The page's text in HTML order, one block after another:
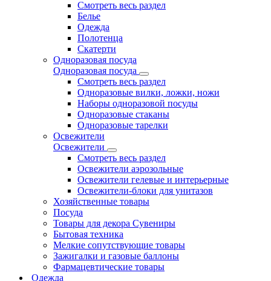
Смотреть весь раздел
Белье
Одежда
Полотенца
Скатерти
Одноразовая посуда
Одноразовая посуда
Смотреть весь раздел
Одноразовые вилки, ложки, ножи
Наборы одноразовой посуды
Одноразовые стаканы
Одноразовые тарелки
Освежители
Освежители
Смотреть весь раздел
Освежители аэрозольные
Освежители гелевые и интерьерные
Освежители-блоки для унитазов
Хозяйственные товары
Посуда
Товары для декора Сувениры
Бытовая техника
Мелкие сопутствующие товары
Зажигалки и газовые баллоны
Фармацевтические товары
Одежда